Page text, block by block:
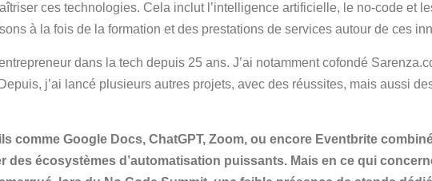
ces technologies. Cela inclut l’intelligence artificielle, le no-code et
à la fois de la formation et des prestations de services autour de ces
dans la tech depuis 25 ans. J’ai notamment cofondé
j’ai lancé plusieurs autres projets, avec des réussites, mais aussi
comme Google Docs, ChatGPT, Zoom, ou encore Eventbrite
des écosystèmes d’automatisation puissants. Mais en ce qui